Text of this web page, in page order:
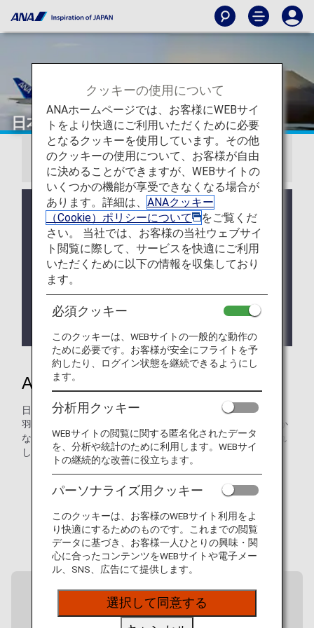
日本国内線運賃
お知らせ
2026年5月19日ご搭乗分より、日本国内線運賃がリ
ニューアルされ、お客様の多様なニーズに合わせた
3種類の運賃からお選びいただけます。
2026年5月19日以降の搭乗分に関する運賃一覧はこ
ちら
ちまして新規予約・発券・搭乗を終了いたしまし
ANAがつなぐ、日本各地の魅力
日本には、主要都市の先にもまだ多くの魅力があります。
羽田空港から、ANAは全国40以上の空港へとつながり、豊か
な自然や文化、各地ならではの食の魅力を持つ地域へお連れ
します。
クッキーの使用について
ANAホームページでは、お客様にWEBサイ
トをより快適にご利用いただくために必要
となるクッキーを使用しています。その他
のクッキーの使用について、お客様が自由
に決めることができますが、WEBサイトの
いくつかの機能が享受できなくなる場合が
あります。詳細は、 ANAクッキー
（Cookie）ポリシーについて
をご覧くだ
さい。 当社では、お客様の当社ウェブサイ
ト閲覧に際して、サービスを快適にご利用
いただくために以下の情報を収集しており
ます。
必須クッキー
このクッキーは、WEBサイトの一般的な動作の
ために必要です。お客様が安全にフライトを予
約したり、ログイン状態を継続できるようにし
ます。
分析用クッキー
WEBサイトの閲覧に関する匿名化されたデータ
を、分析や統計のために利用します。WEBサイ
トの継続的な改善に役立ちます。
パーソナライズ用クッキー
このクッキーは、お客様のWEBサイト利用をよ
り快適にするためのものです。これまでの閲覧
データに基づき、お客様一人ひとりの興味・関
心に合ったコンテンツをWEBサイトや電子メー
ル、SNS、広告にて提供します。
選択して同意する